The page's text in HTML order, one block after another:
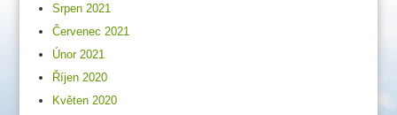
Srpen 2021
Červenec 2021
Únor 2021
Říjen 2020
Květen 2020